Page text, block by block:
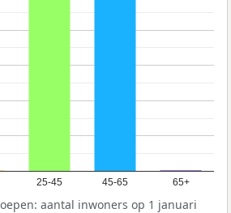
25-45 45-65 65+
aantal inwoners op 1 januari